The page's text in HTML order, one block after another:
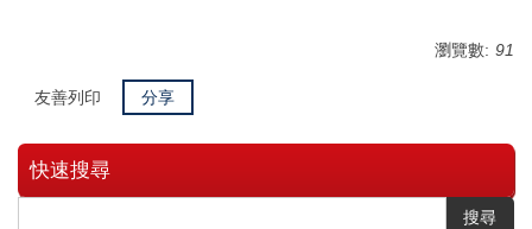
瀏覽數: 91
友善列印 分享
快速搜尋
搜尋